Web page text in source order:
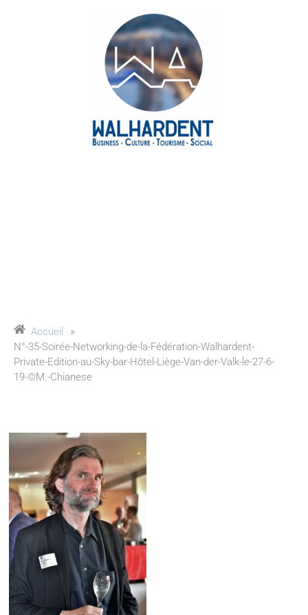
Accueil
»
N°-35-Soirée-Networking-de-la-Fédération-Walhardent-
Private-Edition-au-Sky-bar-Hôtel-Liège-Van-der-Valk-le-27-6-
19-©M.-Chianese